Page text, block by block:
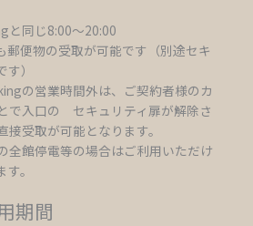
と同じ8:00～20:00
郵便物の受取が可能です（別途セキ
）
の営業時間外は、ご契約者様のカ
で入口の セキュリティ扉が解除さ
受取が可能となります。
全館停電等の場合はご利用いただけ
。
期間